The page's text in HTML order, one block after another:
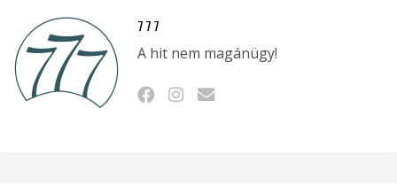
777
A hit nem magánügy!